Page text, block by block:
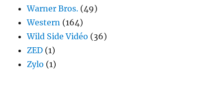
Warner Bros. (49)
Western (164)
Wild Side Vidéo (36)
ZED (1)
Zylo (1)